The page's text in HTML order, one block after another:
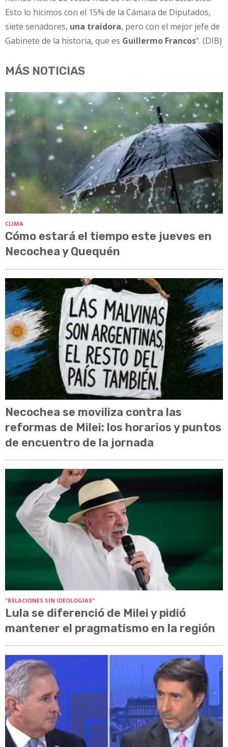
Esto lo hicimos con el 15% de la Cámara de Diputados,
siete senadores, una traidora, pero con el mejor jefe de
Gabinete de la historia, que es Guillermo Francos”. (DIB)
MÁS NOTICIAS
CLIMA
Cómo estará el tiempo este jueves en
Necochea y Quequén
Necochea se moviliza contra las
reformas de Milei: los horarios y puntos
de encuentro de la jornada
"RELACIONES SIN IDEOLOGÍAS"
Lula se diferenció de Milei y pidió
mantener el pragmatismo en la región